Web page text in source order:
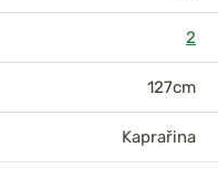
2
127cm
Kaprařina